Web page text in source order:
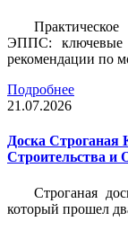
ЭППС: ключевые
рекомендации по
Подробнее
21.07.2026
Доска Строганая
Строительства и
Строганая
который прошел